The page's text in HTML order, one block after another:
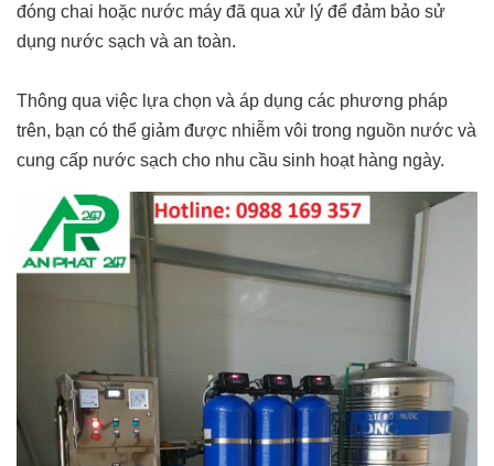
đóng chai hoặc nước máy đã qua xử lý để đảm bảo sử
dụng nước sạch và an toàn.
Thông qua việc lựa chọn và áp dụng các phương pháp
trên, bạn có thể giảm được nhiễm vôi trong nguồn nước và
cung cấp nước sạch cho nhu cầu sinh hoạt hàng ngày.